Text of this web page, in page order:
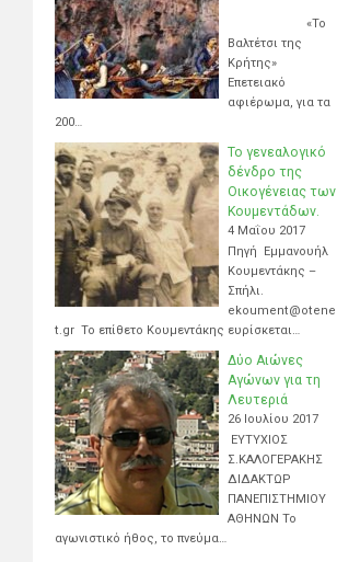
«Το
Βαλτέτσι της
Κρήτης»
Επετειακό
αφιέρωμα, για τα
200…
Το γενεαλογικό
δένδρο της
Οικογένειας των
Κουμεντάδων.
4 Μαΐου 2017
Πηγή Εμμανουήλ
Κουμεντάκης –
Σπήλι.
ekoument@otene
t.gr Το επίθετο Κουμεντάκης ευρίσκεται…
Δύο Αιώνες
Αγώνων για τη
Λευτεριά
26 Ιουλίου 2017
ΕΥΤΥΧΙΟΣ
Σ.ΚΑΛΟΓΕΡΑΚΗΣ
ΔΙΔΑΚΤΩΡ
ΠΑΝΕΠΙΣΤΗΜΙΟΥ
ΑΘΗΝΩΝ Το
αγωνιστικό ήθος, το πνεύμα…